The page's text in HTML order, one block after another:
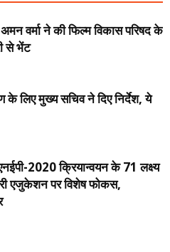
वर्मा ने की फिल्म विकास परिषद के
से भेंट
के लिए मुख्य सचिव ने दिए निर्देश, ये
एनईपी-2020 क्रियान्वयन के 71 लक्ष्य
एजुकेशन पर विशेष फोकस,